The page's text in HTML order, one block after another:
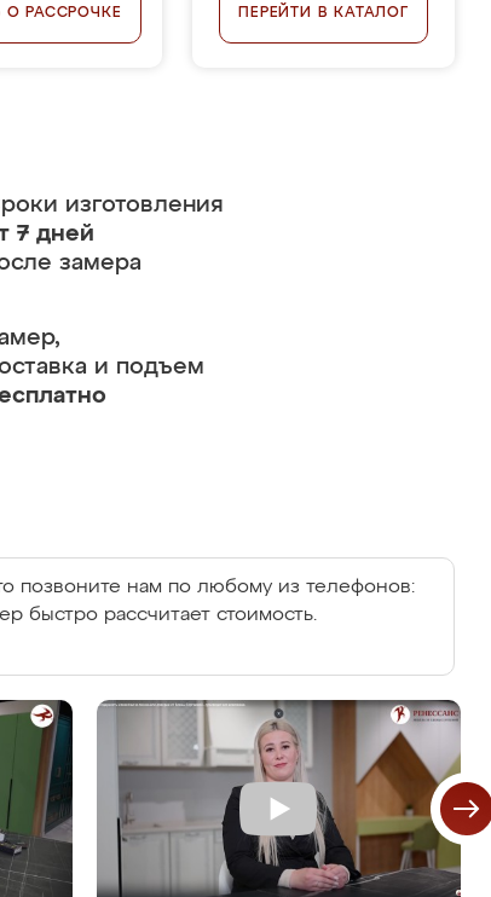
О РАССРОЧКЕ ПЕРЕЙТИ В КАТАЛОГ
изготовления
7 дней
замера
и подъем
позвоните нам по любому из телефонов:
быстро рассчитает стоимость.